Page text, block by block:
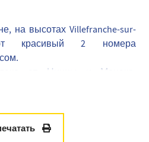
на высотах Villefranche-sur-
красивый 2 номера
от Ниццы и Монако,
этот отель имеет
41 м 2, была полностью
материалами и